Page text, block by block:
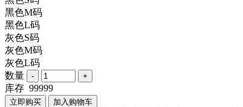
黑色M码
黑色L码
灰色S码
灰色M码
灰色L码
数量
库存 99999
立即购买 加入购物车